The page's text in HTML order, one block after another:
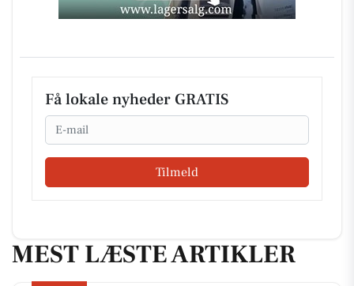
Få lokale nyheder GRATIS
Email
Tilmeld
MEST LÆSTE ARTIKLER